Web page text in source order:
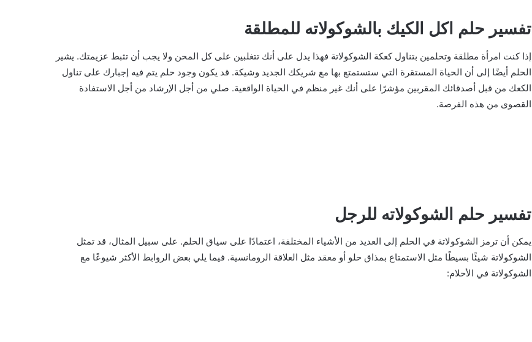
تفسير حلم اكل الكيك بالشوكولاته للمطلقة
إذا كنت امرأة مطلقة وتحلمين بتناول كعكة الشوكولاتة فهذا يدل على أنك تتغلبين على كل المحن ولا يجب أن تثبط عزيمتك. يشير
الحلم أيضًا إلى أن الحياة المستقرة التي ستستمتع بها مع شريكك الجديد وشيكة. قد يكون وجود حلم يتم فيه إجبارك على تناول
الكعك من قبل أصدقائك المقربين مؤشرًا على أنك غير منظم في الحياة الواقعية. صلي من أجل الإرشاد من أجل الاستفادة
القصوى من هذه الفرصة.
تفسير حلم الشوكولاته للرجل
يمكن أن ترمز الشوكولاتة في الحلم إلى العديد من الأشياء المختلفة، اعتمادًا على سياق الحلم. على سبيل المثال، قد تمثل
الشوكولاتة شيئًا بسيطًا مثل الاستمتاع بمذاق حلو أو معقد مثل العلاقة الرومانسية. فيما يلي بعض الروابط الأكثر شيوعًا مع
الشوكولاتة في الأحلام: